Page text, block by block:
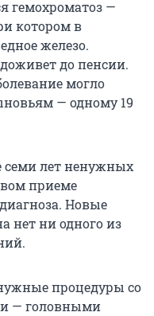
гемохроматоз —
котором в
железо.
до пенсии.
могло
— одному 19
семи лет ненужных
приеме
Новые
нет ни одного из
процедуры со
— головными